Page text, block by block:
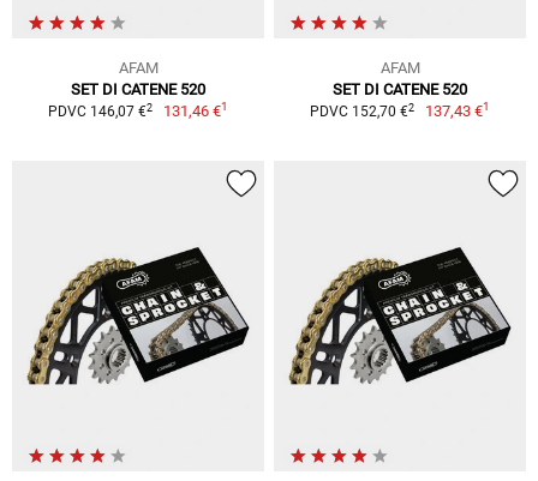
AFAM
SET DI CATENE 520
PDVC 146,07 €2 131,46 €1
AFAM
SET DI CATENE 520
PDVC 152,70 €2 137,43 €1